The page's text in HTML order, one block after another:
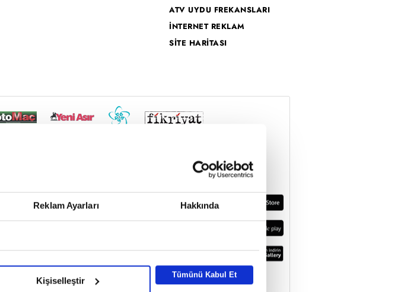
Reklam Ayarları Hakkında
Kişiselleştir
Tümünü Kabul Et
ATV UYDU FREKANSLARI
İNTERNET REKLAM
SİTE HARİTASI